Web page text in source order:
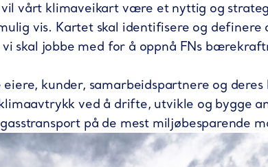
vårt klimaveikart være et nyttig og
vis. Kartet skal identifisere og definere
skal jobbe med for å oppnå FNs
eiere, kunder, samarbeidspartnere og
ved å drifte, utvikle og bygge
på de mest miljøbesparende